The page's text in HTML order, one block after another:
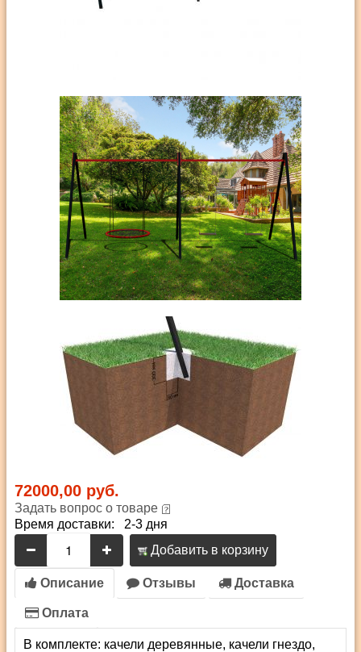
72000,00 руб.
Задать вопрос о товаре
Время доставки: 2-3 дня
Добавить в корзину
Описание Отзывы Доставка
Оплата
В комплекте: качели деревянные, качели гнездо,